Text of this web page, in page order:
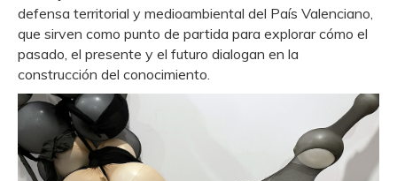
defensa territorial y medioambiental del País Valenciano,
que sirven como punto de partida para explorar cómo el
pasado, el presente y el futuro dialogan en la
construcción del conocimiento.